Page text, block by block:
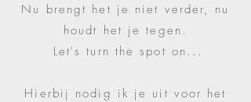
Nu brengt het je niet verder, nu
houdt het je tegen.
Let's turn the spot on...
Hierbij nodig ik je uit voor het